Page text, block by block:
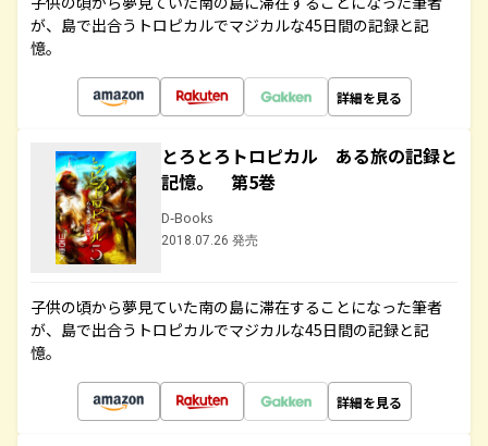
が、島で出合うトロピカルでマジカルな45日間の記録と記
憶。
詳細を見る
とろとろトロピカル ある旅の記録と
記憶。 第5巻
D-Books
2018.07.26 発売
子供の頃から夢見ていた南の島に滞在することになった筆者
が、島で出合うトロピカルでマジカルな45日間の記録と記
憶。
詳細を見る